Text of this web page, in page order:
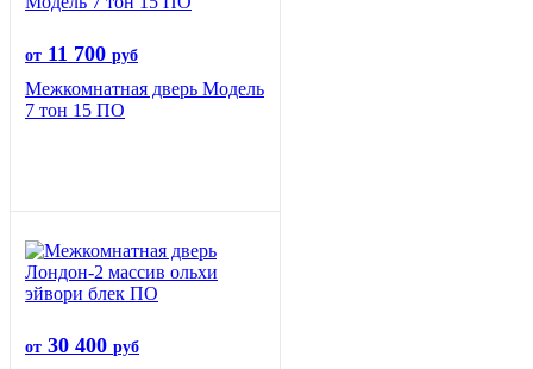
от 11 700 руб
Межкомнатная дверь Модель
7 тон 15 ПО
от 30 400 руб